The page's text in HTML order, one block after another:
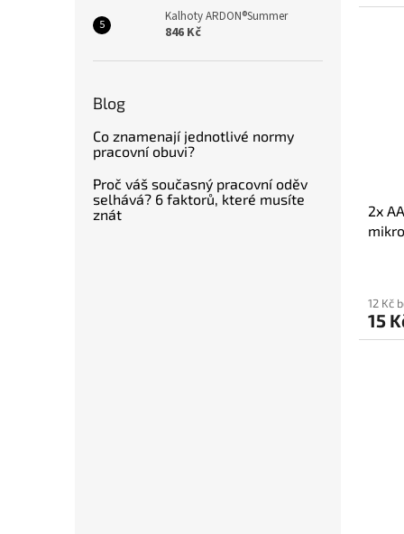
Kalhoty ARDON®Summer
846 Kč
Blog
Co znamenají jednotlivé normy
pracovní obuvi?
Proč váš současný pracovní oděv
selhává? 6 faktorů, které musíte
znát
2x
12 Kč
15